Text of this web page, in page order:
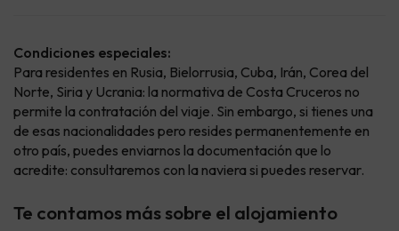
Condiciones especiales:
Para residentes en Rusia, Bielorrusia, Cuba, Irán, Corea del
Norte, Siria y Ucrania: la normativa de Costa Cruceros no
permite la contratación del viaje. Sin embargo, si tienes una
de esas nacionalidades pero resides permanentemente en
otro país, puedes enviarnos la documentación que lo
acredite: consultaremos con la naviera si puedes reservar.
Te contamos más sobre el alojamiento